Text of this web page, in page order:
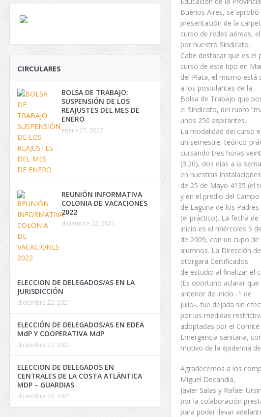
Buenos Aires, se aprobó
presentación de la
curso de redes aéreas,
por nuestro Sindicato.
Cabe destacar que es el
curso de este tipo en
del Plata, el mismo está
a los postulantes de la
Bolsa de Trabajo que
el Sindicato, del rubro
unos 250 aspirantes.
La modalidad del curso
un semestre, teórico-
cursando tres horas
(3:20), dos días a la
en nuestras instalaciones
de 25 de Mayo 4135 (el
y en el predio del
de Laguna de los Padres
(el práctico). La fecha de
inicio es el miércoles 5
de 2009, con un cupo de
alumnos. La Dirección
otorgará Certificados
de estudio al finalizar el
(Es oportuno aclarar que
anterior de inicio -1 de
julio-, fue dejada sin
por las medidas
adoptadas por el Comité
Emergencia sanitaria,
motivo de la epidemia
Agradecemos a los
Miguel Decandia,
Javier Salas y Rafael
por la colaboración
para poder llevar
CIRCULARES
BOLSA DE TRABAJO:
SUSPENSIÓN DE LOS
REAJUSTES DEL MES DE
ENERO
enero 27, 2022
REUNIÓN INFORMATIVA
COLONIA DE VACACIONES
2022
diciembre 22, 2021
ELECCION DE DELEGADOS/AS EN LA
JURISDICCIÓN
diciembre 22, 2021
ELECCIÓN DE DELEGADOS/AS EN EDEA
MdP Y COOPERATIVA MdP
diciembre 22, 2021
ELECCION DE DELEGADOS EN
CENTRALES DE LA COSTA ATLÁNTICA
MDP – GUARDIAS
diciembre 22, 2021